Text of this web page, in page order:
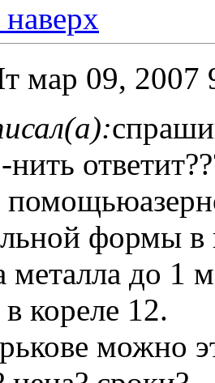
мар 09, 2007
нить
формы в
металла до 1
кореле 12.
можно